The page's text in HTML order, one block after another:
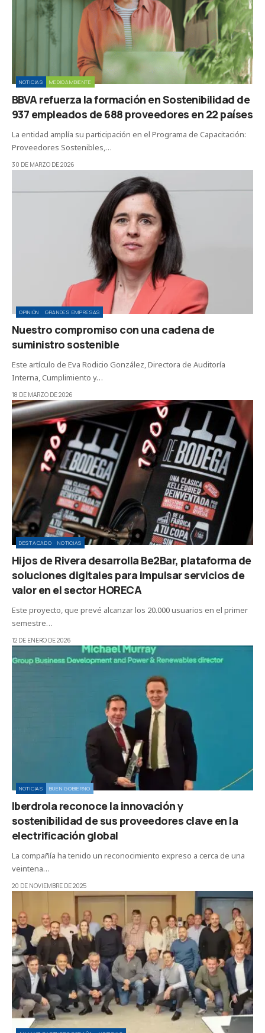
NOTICIAS MEDIOAMBIENTE
BBVA refuerza la formación en Sostenibilidad de
937 empleados de 688 proveedores en 22 países
La entidad amplía su participación en el Programa de Capacitación:
Proveedores Sostenibles,…
30 DE MARZO DE 2026
OPINIÓN GRANDES EMPRESAS
Nuestro compromiso con una cadena de
suministro sostenible
Este artículo de Eva Rodicio González, Directora de Auditoría
Interna, Cumplimiento y…
18 DE MARZO DE 2026
DESTACADO NOTICIAS
Hijos de Rivera desarrolla Be2Bar, plataforma de
soluciones digitales para impulsar servicios de
valor en el sector HORECA
Este proyecto, que prevé alcanzar los 20.000 usuarios en el primer
semestre…
12 DE ENERO DE 2026
NOTICIAS BUEN GOBIERNO
Iberdrola reconoce la innovación y
sostenibilidad de sus proveedores clave en la
electrificación global
La compañía ha tenido un reconocimiento expreso a cerca de una
veintena…
20 DE NOVIEMBRE DE 2025